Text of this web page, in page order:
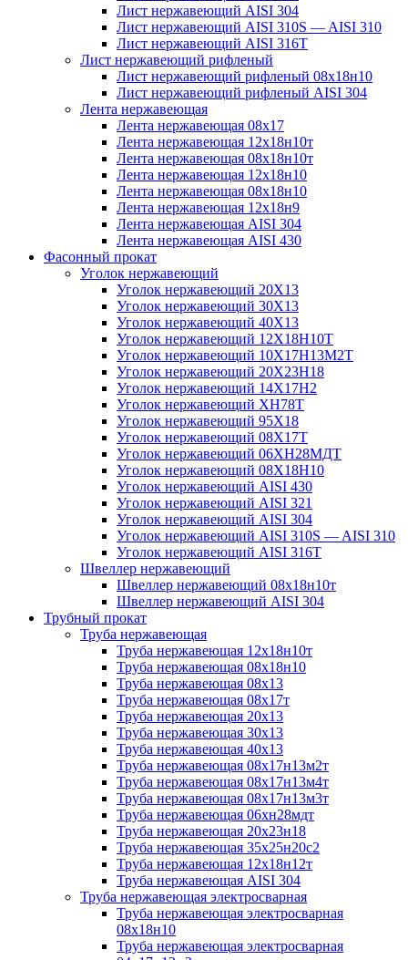
Лист нержавеющий AISI 304
Лист нержавеющий AISI 310S — AISI 310
Лист нержавеющий AISI 316T
Лист нержавеющий рифленый
Лист нержавеющий рифленый 08х18н10
Лист нержавеющий рифленый AISI 304
Лента нержавеющая
Лента нержавеющая 08х17
Лента нержавеющая 12х18н10т
Лента нержавеющая 08х18н10т
Лента нержавеющая 12х18н10
Лента нержавеющая 08х18н10
Лента нержавеющая 12х18н9
Лента нержавеющая AISI 304
Лента нержавеющая AISI 430
Фасонный прокат
Уголок нержавеющий
Уголок нержавеющий 20Х13
Уголок нержавеющий 30Х13
Уголок нержавеющий 40Х13
Уголок нержавеющий 12Х18Н10Т
Уголок нержавеющий 10Х17Н13М2T
Уголок нержавеющий 20Х23Н18
Уголок нержавеющий 14Х17Н2
Уголок нержавеющий ХН78Т
Уголок нержавеющий 95Х18
Уголок нержавеющий 08Х17Т
Уголок нержавеющий 06ХН28МДТ
Уголок нержавеющий 08Х18Н10
Уголок нержавеющий AISI 430
Уголок нержавеющий AISI 321
Уголок нержавеющий AISI 304
Уголок нержавеющий AISI 310S — AISI 310
Уголок нержавеющий AISI 316T
Швеллер нержавеющий
Швеллер нержавеющий 08х18н10т
Швеллер нержавеющий AISI 304
Трубный прокат
Труба нержавеющая
Труба нержавеющая 12х18н10т
Труба нержавеющая 08х18н10
Труба нержавеющая 08х13
Труба нержавеющая 08х17т
Труба нержавеющая 20х13
Труба нержавеющая 30х13
Труба нержавеющая 40х13
Труба нержавеющая 08х17н13м2т
Труба нержавеющая 08х17н13м4т
Труба нержавеющая 08х17н13м3т
Труба нержавеющая 06хн28мдт
Труба нержавеющая 20х23н18
Труба нержавеющая 35х25н20с2
Труба нержавеющая 12х18н12т
Труба нержавеющая AISI 304
Труба нержавеющая электросварная
Труба нержавеющая электросварная
08х18н10
Труба нержавеющая электросварная